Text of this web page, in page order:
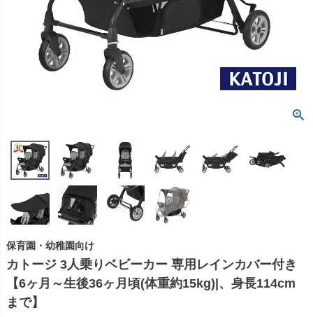
保育園・幼稚園向け
カトージ 3人乗りベビーカー 専用レインカバー付き
【6ヶ月～生後36ヶ月頃(体重約15kg)|、身長114cm
まで】